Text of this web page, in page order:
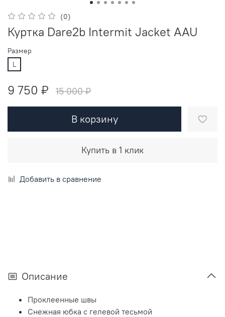
(0)
Куртка Dare2b Intermit Jacket AAU
Размер
L
9 750 ₽ 15 000 ₽
В корзину
Купить в 1 клик
Добавить в сравнение
Описание
Проклеенные швы
Снежная юбка с гелевой тесьмой